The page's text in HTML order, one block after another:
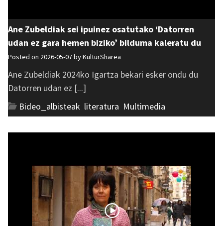
Ane Zubeldiak sei ipuinez osatutako ‘Datorren
udan ez gara hemen biziko’ bilduma kaleratu du
Posted on 2026-05-07 byKulturSharea
Ane Zubeldiak 2024ko Igartza bekari esker ondu du
Datorren udan ez [...]
Bideo_albisteak literatura Multimedia